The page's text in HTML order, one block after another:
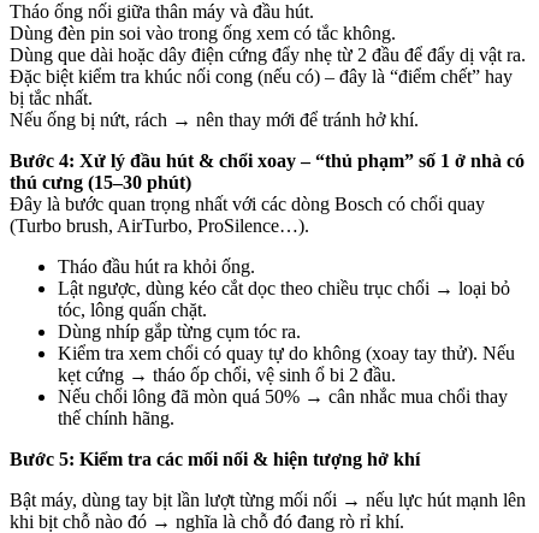
Tháo ống nối giữa thân máy và đầu hút.
Dùng đèn pin soi vào trong ống xem có tắc không.
Dùng que dài hoặc dây điện cứng đẩy nhẹ từ 2 đầu để đẩy dị vật ra.
Đặc biệt kiểm tra khúc nối cong (nếu có) – đây là “điểm chết” hay
bị tắc nhất.
Nếu ống bị nứt, rách → nên thay mới để tránh hở khí.
Bước 4: Xử lý đầu hút & chổi xoay – “thủ phạm” số 1 ở nhà có
thú cưng (15–30 phút)
Đây là bước quan trọng nhất với các dòng Bosch có chổi quay
(Turbo brush, AirTurbo, ProSilence…).
Tháo đầu hút ra khỏi ống.
Lật ngược, dùng kéo cắt dọc theo chiều trục chổi → loại bỏ
tóc, lông quấn chặt.
Dùng nhíp gắp từng cụm tóc ra.
Kiểm tra xem chổi có quay tự do không (xoay tay thử). Nếu
kẹt cứng → tháo ốp chổi, vệ sinh ổ bi 2 đầu.
Nếu chổi lông đã mòn quá 50% → cân nhắc mua chổi thay
thế chính hãng.
Bước 5: Kiểm tra các mối nối & hiện tượng hở khí
Bật máy, dùng tay bịt lần lượt từng mối nối → nếu lực hút mạnh lên
khi bịt chỗ nào đó → nghĩa là chỗ đó đang rò rỉ khí.